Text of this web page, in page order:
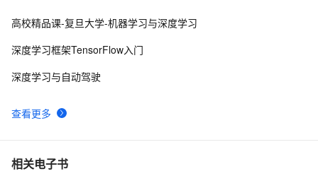
8 使用CodeBuddy实现批量转换PPT、Excel、Word为PDF
器
查看更多
高校精品课-复旦大学-机器学习与深度学习
深度学习框架TensorFlow入门
深度学习与自动驾驶
相关电子书